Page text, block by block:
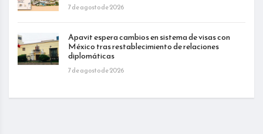
7 de agosto de 2026
Apavit espera cambios en sistema de visas con
México tras restablecimiento de relaciones
diplomáticas
7 de agosto de 2026